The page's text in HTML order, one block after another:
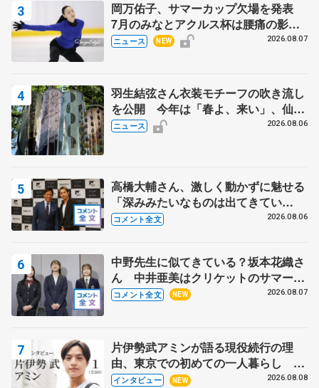
岡万佑子、サマーカップ欠場を発表
7月のみなとアクルス杯は腰痛の影響
で
ニュース NEW 2026.08.07
羽生結弦さん衣装モチーフの吹き流し
を公開 今年は「春よ、来い」、仙台
の瑞鳳殿
ニュース 2026.08.06
高橋大輔さん、激しく動かずに魅せる
「深みみたいなものは出てきてい
る？」 〝兄さん〟と慕うレジェンド
コメント全文 2026.08.06
中野先生に似てきている？坂本花織さ
ん 中井亜美はクリケットのサマーキ
ャンプに 島田麻央はたくさん試合に
コメント全文 NEW 2026.08.07
片伊勢武アミンが語る現役続行の理
由、東京での初めての一人暮らし 注
目スケーターの「今」に迫る
インタビュー NEW 2026.08.08